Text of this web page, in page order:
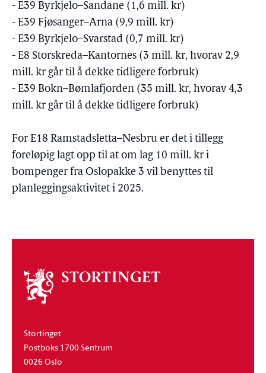
- E39 Byrkjelo–Sandane (1,6 mill. kr)
- E39 Fjøsanger–Arna (9,9 mill. kr)
- E39 Byrkjelo–Svarstad (0,7 mill. kr)
- E8 Storskreda–Kantornes (3 mill. kr, hvorav 2,9
mill. kr går til å dekke tidligere forbruk)
- E39 Bokn–Bømlafjorden (35 mill. kr, hvorav 4,3
mill. kr går til å dekke tidligere forbruk)
For E18 Ramstadsletta–Nesbru er det i tillegg
foreløpig lagt opp til at om lag 10 mill. kr i
bompenger fra Oslopakke 3 vil benyttes til
planleggingsaktivitet i 2025.
Om
stortinget
Stortinget
Postboks 1700 Sentrum
0026 Oslo